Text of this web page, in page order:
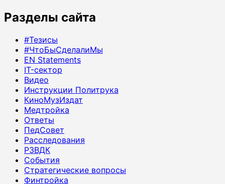
Разделы сайта
#Тезисы
#ЧтоБыСделалиМы
EN Statements
IT-сектор
Видео
Инструкции Политрука
КиноМузИздат
Медтройка
Ответы
ПедСовет
Расследования
РЗВДК
События
Стратегические вопросы
Финтройка